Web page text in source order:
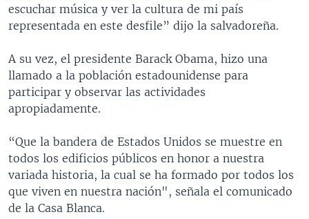
escuchar música y ver la cultura de mi país
representada en este desfile” dijo la salvadoreña.
A su vez, el presidente Barack Obama, hizo una
llamado a la población estadounidense para
participar y observar las actividades
apropiadamente.
“Que la bandera de Estados Unidos se muestre en
todos los edificios públicos en honor a nuestra
variada historia, la cual se ha formado por todos los
que viven en nuestra nación", señala el comunicado
de la Casa Blanca.